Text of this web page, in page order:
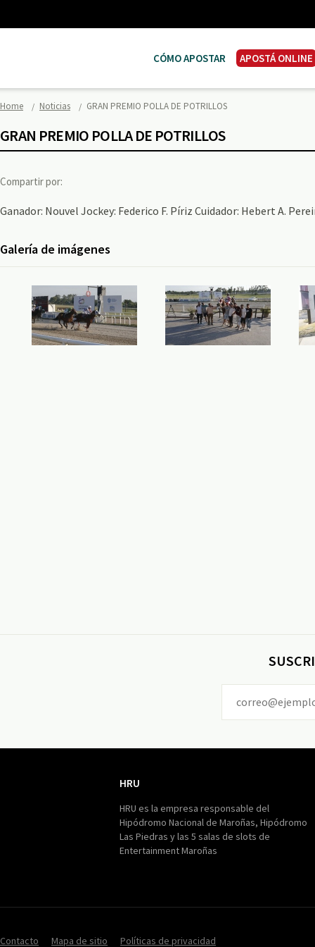
CÓMO APOSTAR APOSTÁ ONLINE
Home Noticias GRAN PREMIO POLLA DE POTRILLOS
GRAN PREMIO POLLA DE POTRILLOS
Compartir por:
Ganador: Nouvel Jockey: Federico F. Píriz Cuidador: Hebert A.
Galería de imágenes
HRU
HRU es la empresa responsable del
Hipódromo Nacional de Maroñas, Hipódromo
Las Piedras y las 5 salas de slots de
Entertainment Maroñas
Contacto Mapa de sitio Políticas de privacidad